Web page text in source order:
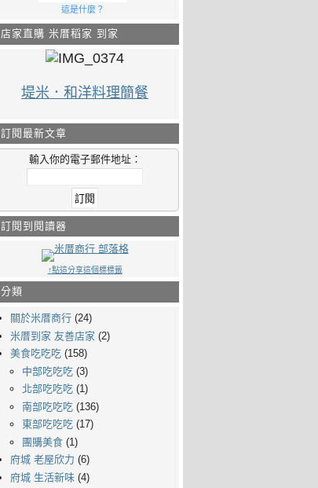
這是什麼？
店家直購 米厝稻家 到家
堤米．和洋料理簡餐
訂閱最新文章
輸入你的電子郵件地址：
訂閱到閱讀器
↑點這分享這個標標籤
分類
關於米厝商行 (24)
米厝到家 友善店家 (2)
美食吃吃吃 (158)
中部吃吃吃 (3)
北部吃吃吃 (1)
南部吃吃吃 (136)
東部吃吃吃 (17)
團購美食 (1)
府城 老屋欣力 (6)
府城 生活新味 (4)